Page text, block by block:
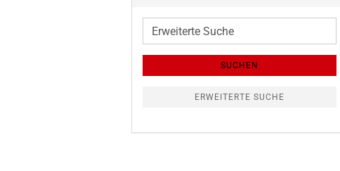
Erweiterte
SUCHEN
ERWEITERTE SUCHE